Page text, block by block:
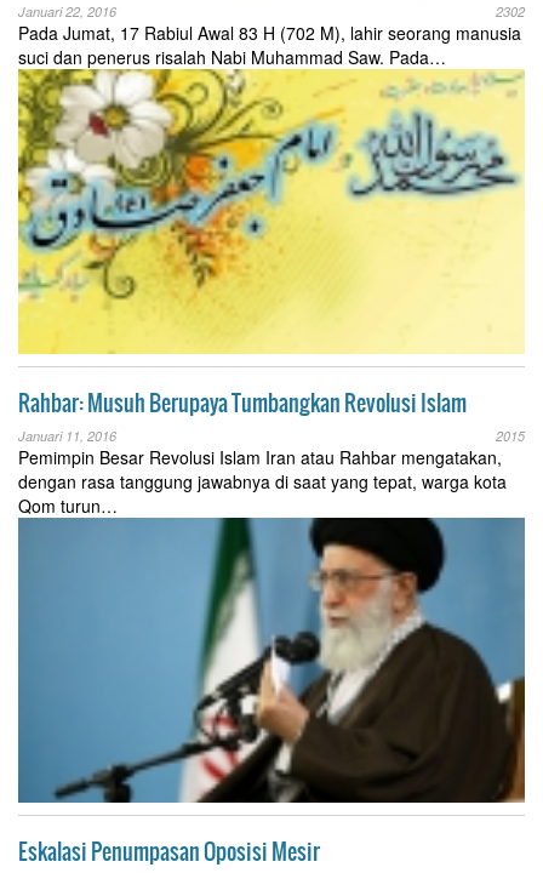
Januari 22, 2016 2302
Pada Jumat, 17 Rabiul Awal 83 H (702 M), lahir seorang manusia
suci dan penerus risalah Nabi Muhammad Saw. Pada…
Rahbar: Musuh Berupaya Tumbangkan Revolusi Islam
Januari 11, 2016 2015
Pemimpin Besar Revolusi Islam Iran atau Rahbar mengatakan,
dengan rasa tanggung jawabnya di saat yang tepat, warga kota
Qom turun…
Eskalasi Penumpasan Oposisi Mesir